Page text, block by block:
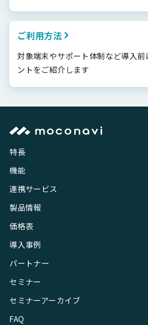
ご利用方法
対象端末やサポート体制など導入前
ントをご紹介します
特長
機能
連携サービス
製品情報
価格表
導入事例
パートナー
セミナー
セミナーアーカイブ
FAQ